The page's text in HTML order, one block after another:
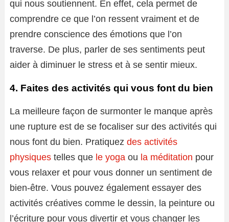
qui nous soutiennent. En effet, cela permet de
comprendre ce que l’on ressent vraiment et de
prendre conscience des émotions que l’on
traverse. De plus, parler de ses sentiments peut
aider à diminuer le stress et à se sentir mieux.
4. Faites des activités qui vous font du bien
La meilleure façon de surmonter le manque après
une rupture est de se focaliser sur des activités qui
nous font du bien. Pratiquez des activités
physiques telles que le yoga ou la méditation pour
vous relaxer et pour vous donner un sentiment de
bien-être. Vous pouvez également essayer des
activités créatives comme le dessin, la peinture ou
l’écriture pour vous divertir et vous changer les